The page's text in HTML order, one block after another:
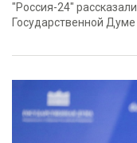
"Россия-24"
Государственной Думе